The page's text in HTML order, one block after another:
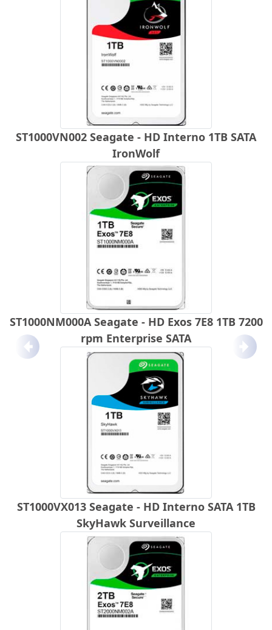
ST1000VN002 Seagate - HD Interno 1TB SATA
IronWolf
ST1000NM000A Seagate - HD Exos 7E8 1TB 7200
rpm Enterprise SATA
ST1000VX013 Seagate - HD Interno SATA 1TB
SkyHawk Surveillance
Anterior